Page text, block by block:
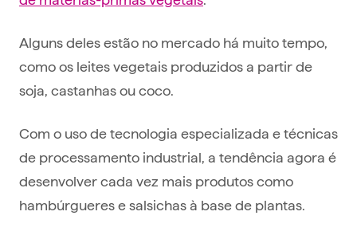
Alguns deles estão no mercado há muito tempo,
como os leites vegetais produzidos a partir de
soja, castanhas ou coco.
Com o uso de tecnologia especializada e técnicas
de processamento industrial, a tendência agora é
desenvolver cada vez mais produtos como
hambúrgueres e salsichas à base de plantas.